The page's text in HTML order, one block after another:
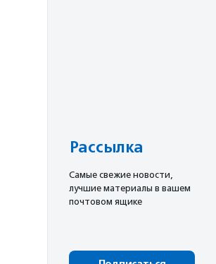
Рассылка
Cамые свежие новости,
лучшие материалы в вашем
почтовом ящике